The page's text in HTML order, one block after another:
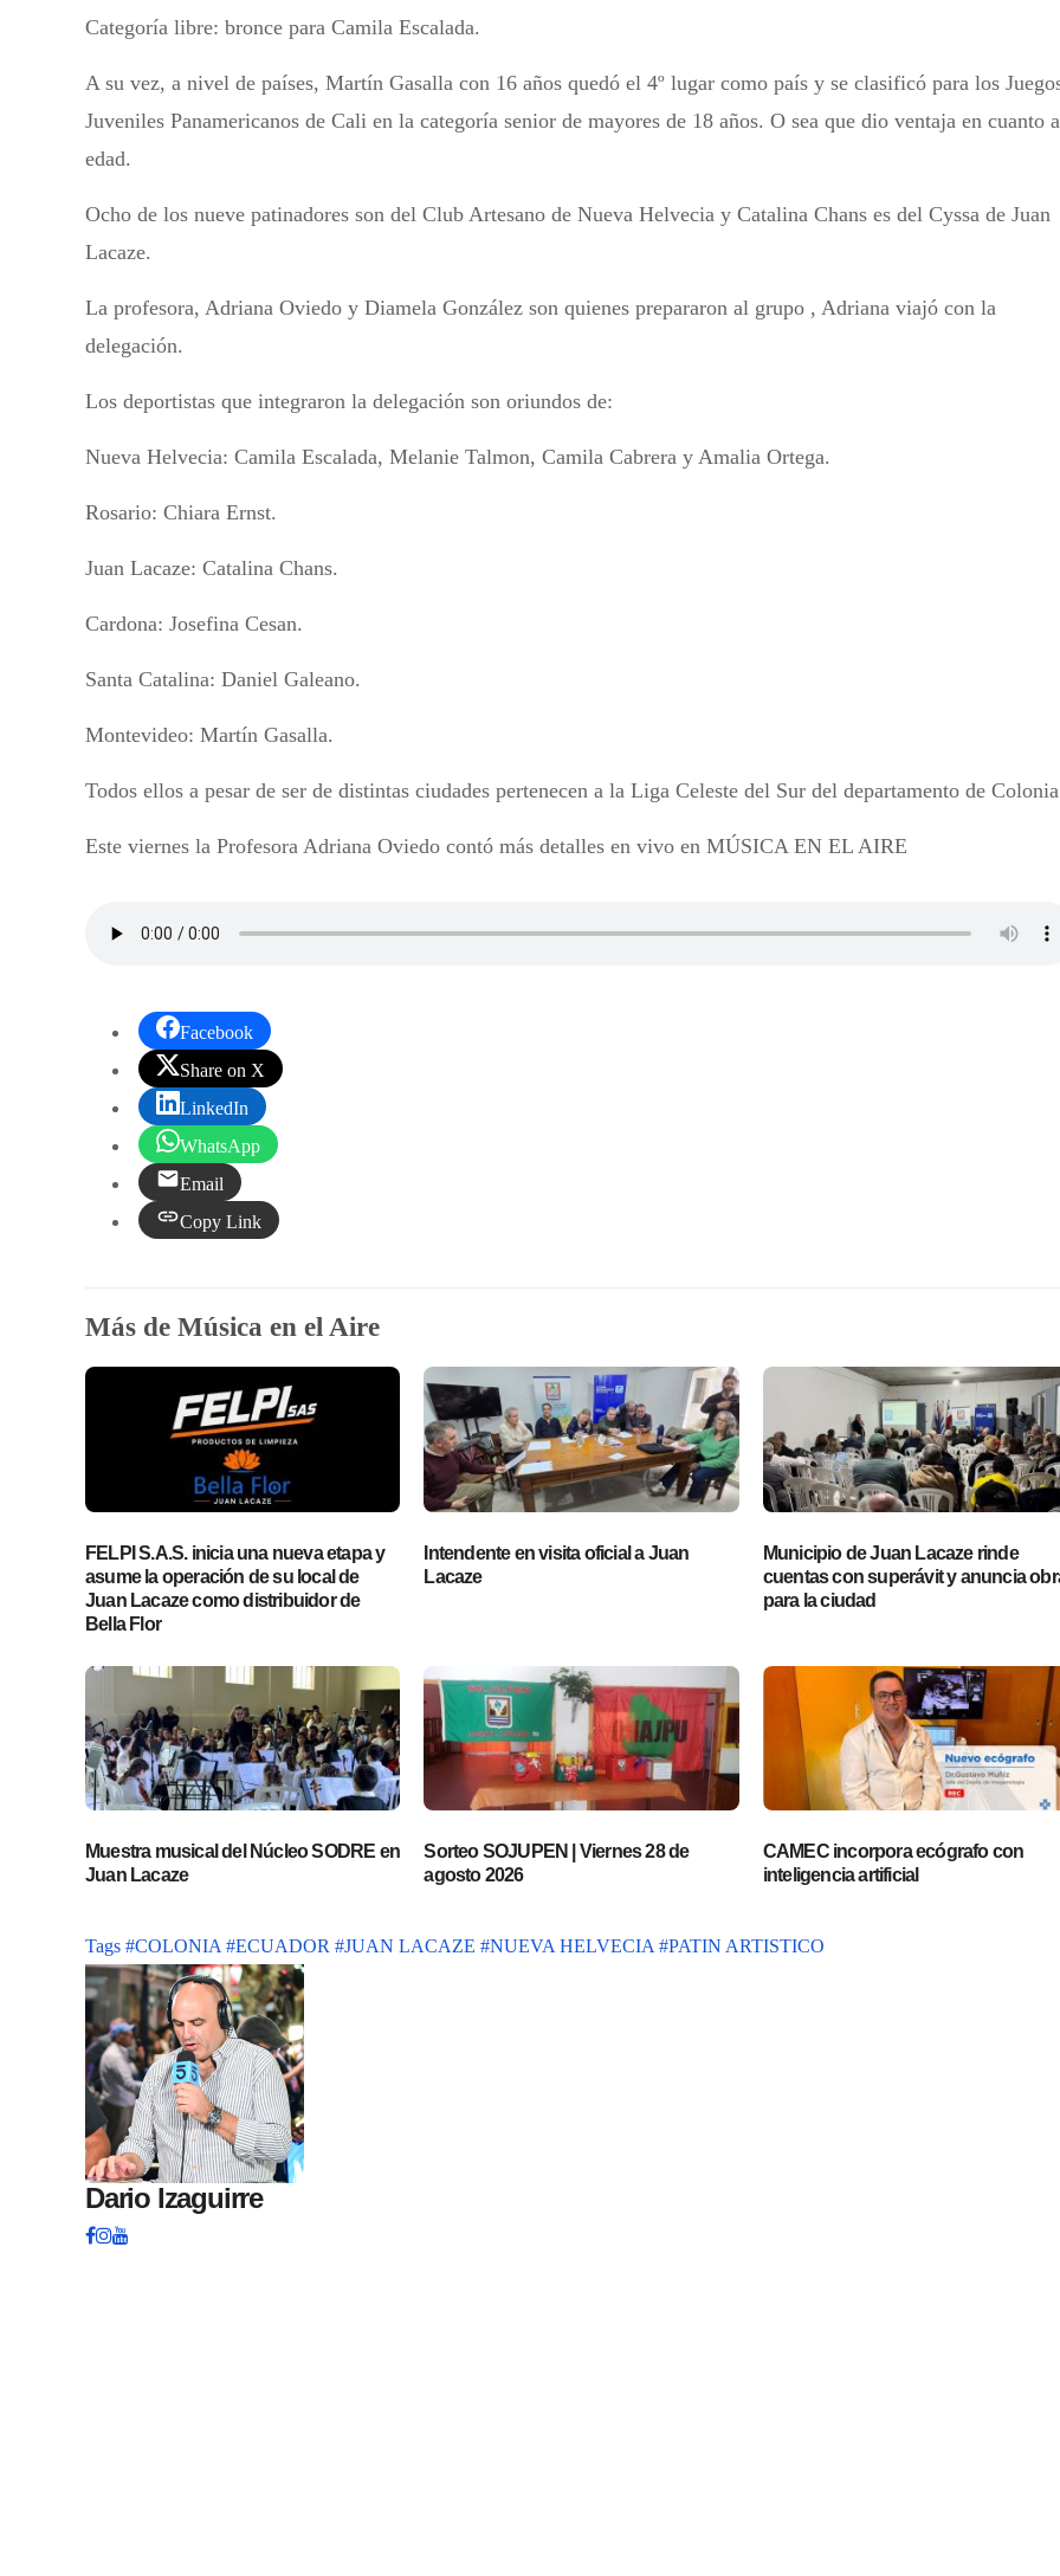
Categoría libre: bronce para Camila Escalada.
A su vez, a nivel de países, Martín Gasalla con 16 años quedó el 4º lugar como país y se clasificó para los
Juveniles Panamericanos de Cali en la categoría senior de mayores de 18 años. O sea que dio ventaja en cuanto a
edad.
Ocho de los nueve patinadores son del Club Artesano de Nueva Helvecia y Catalina Chans es del Cyssa de Juan
Lacaze.
La profesora, Adriana Oviedo y Diamela González son quienes prepararon al grupo , Adriana viajó con la
delegación.
Los deportistas que integraron la delegación son oriundos de:
Nueva Helvecia: Camila Escalada, Melanie Talmon, Camila Cabrera y Amalia Ortega.
Rosario: Chiara Ernst.
Juan Lacaze: Catalina Chans.
Cardona: Josefina Cesan.
Santa Catalina: Daniel Galeano.
Montevideo: Martín Gasalla.
Todos ellos a pesar de ser de distintas ciudades pertenecen a la Liga Celeste del Sur del departamento de
Este viernes la Profesora Adriana Oviedo contó más detalles en vivo en MÚSICA EN EL AIRE
Facebook
Share on X
LinkedIn
WhatsApp
Email
Copy Link
Más de Música en el Aire
FELPI S.A.S. inicia una nueva etapa y
asume la operación de su local de
Juan Lacaze como distribuidor de
Bella Flor
Intendente en visita oficial a Juan
Lacaze
Municipio de Juan Lacaze rinde
cuentas con superávit y anuncia
para la ciudad
Muestra musical del Núcleo SODRE en
Juan Lacaze
Sorteo SOJUPEN | Viernes 28 de
agosto 2026
CAMEC incorpora ecógrafo con
inteligencia artificial
Tags #COLONIA #ECUADOR #JUAN LACAZE #NUEVA HELVECIA #PATIN ARTISTICO
Dario Izaguirre